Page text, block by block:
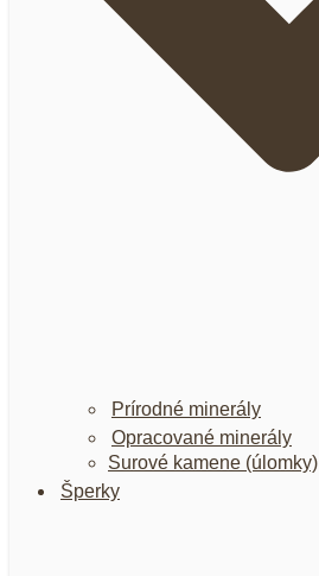
Prírodné minerály
Opracované minerály
Surové kamene (úlomky)
Šperky